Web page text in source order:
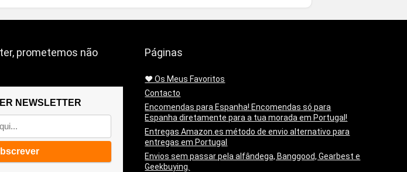
prometemos não
NEWSLETTER
Páginas
❤️ Os Meus Favoritos
Contacto
Encomendas para Espanha! Encomendas só para
Espanha diretamente para a tua morada em Portugal!
Entregas Amazon.es método de envio alternativo para
entregas em Portugal
Envios sem passar pela alfândega, Banggood, Gearbest e
Geekbuying.